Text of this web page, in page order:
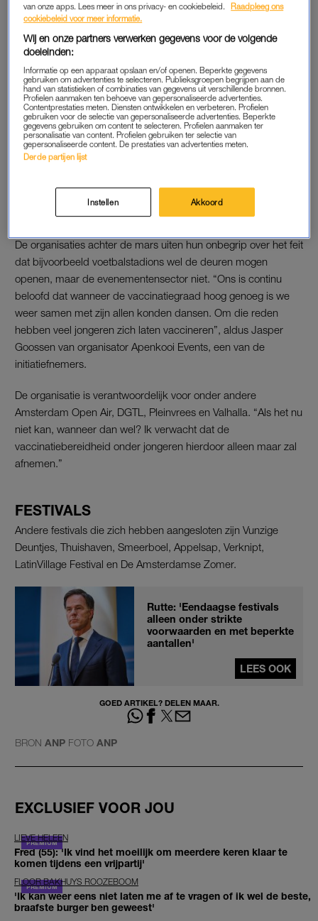
“De sector vraagt om een duidelijk toekomstplan, met
meetbare afspraken, maar ook om erkenning voor de
emotionele gesteldheid van de vele bezoekers en makers die
ontmoeten, weer kunnen lachen en dansen. Bovenal willen we
weer vooruit kunnen kijken.”
ONBEGRIP
Demissionair premier Mark Rutte maakte vrijdagavond
1 november dicht blijven. Festivals gaan sowieso tot 20
september niet door.
De organisaties achter de mars uiten hun onbegrip over het feit
dat bijvoorbeeld voetbalstadions wel de deuren mogen
openen, maar de evenementensector niet. “Ons is continu
beloofd dat wanneer de vaccinatiegraad hoog genoeg is we
weer samen met zijn allen konden dansen. Om die reden
hebben veel jongeren zich laten vaccineren”, aldus Jasper
Goossen van organisator Apenkooi Events, een van de
initiatiefnemers.
De organisatie is verantwoordelijk voor onder andere
Amsterdam Open Air, DGTL, Pleinvrees en Valhalla. “Als het nu
niet kan, wanneer dan wel? Ik verwacht dat de
vaccinatiebereidheid onder jongeren hierdoor alleen maar zal
afnemen.”
FESTIVALS
Andere festivals die zich hebben aangesloten zijn Vunzige
Deuntjes, Thuishaven, Smeerboel, Appelsap, Verknipt,
LatinVillage Festival en De Amsterdamse Zomer.
Rutte: 'Eendaagse festivals
alleen onder strikte
voorwaarden en met beperkte
aantallen'
LEES OOK
GOED ARTIKEL? DELEN MAAR.
BRON ANP FOTO ANP
EXCLUSIEF VOOR JOU
LIEVE HELEEN
Fred (55): 'Ik vind het moeilijk om meerdere keren klaar te
komen tijdens een vrijpartij'
FLOOR BAKHUYS ROOZEBOOM
'Ik kan weer eens niet laten me af te vragen of ik wel de beste,
braafste burger ben geweest'
van onze apps. Lees meer in ons privacy- en cookiebeleid.
Raadpleeg ons
cookiebeleid voor meer informatie.
Wij en onze partners verwerken gegevens voor de volgende
doeleinden:
Informatie op een apparaat opslaan en/of openen. Beperkte gegevens
gebruiken om advertenties te selecteren. Publieksgroepen begrijpen aan de
hand van statistieken of combinaties van gegevens uit verschillende bronnen.
Profielen aanmaken ten behoeve van gepersonaliseerde advertenties.
Contentprestaties meten. Diensten ontwikkelen en verbeteren. Profielen
gebruiken voor de selectie van gepersonaliseerde advertenties. Beperkte
gegevens gebruiken om content te selecteren. Profielen aanmaken ter
personalisatie van content. Profielen gebruiken ter selectie van
gepersonaliseerde content. De prestaties van advertenties meten.
Derde partijen lijst
Instellen Akkoord